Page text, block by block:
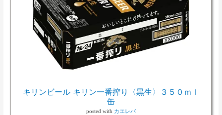
キリンビール キリン一番搾り〈黒生〉３５０ｍｌ
缶
posted with カエレバ